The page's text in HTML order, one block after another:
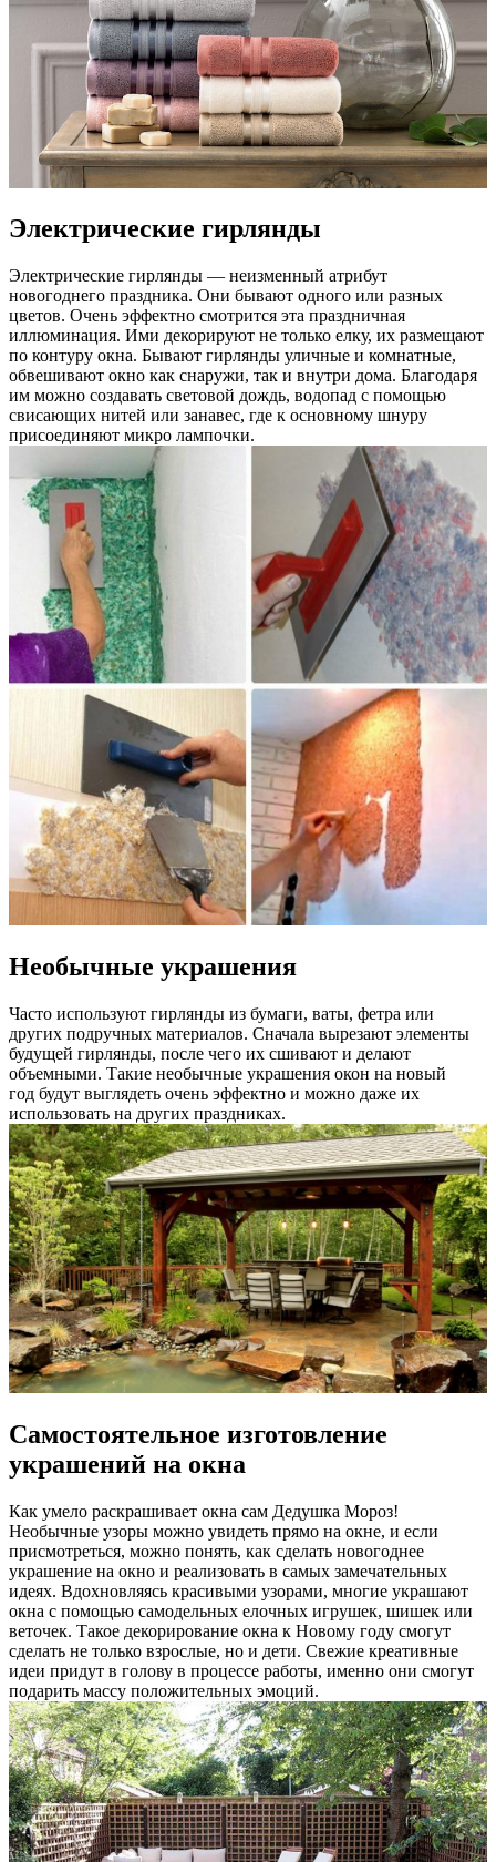
Электрические гирлянды
Электрические гирлянды — неизменный атрибут
новогоднего праздника. Они бывают одного или разных
цветов. Очень эффектно смотрится эта праздничная
иллюминация. Ими декорируют не только елку, их размещают
по контуру окна. Бывают гирлянды уличные и комнатные,
обвешивают окно как снаружи, так и внутри дома. Благодаря
им можно создавать световой дождь, водопад с помощью
свисающих нитей или занавес, где к основному шнуру
присоединяют микро лампочки.
Необычные украшения
Часто используют гирлянды из бумаги, ваты, фетра или
других подручных материалов. Сначала вырезают элементы
будущей гирлянды, после чего их сшивают и делают
объемными. Такие необычные украшения окон на новый
год будут выглядеть очень эффектно и можно даже их
использовать на других праздниках.
Самостоятельное изготовление
украшений на окна
Как умело раскрашивает окна сам Дедушка Мороз!
Необычные узоры можно увидеть прямо на окне, и если
присмотреться, можно понять, как сделать новогоднее
украшение на окно и реализовать в самых замечательных
идеях. Вдохновляясь красивыми узорами, многие украшают
окна с помощью самодельных елочных игрушек, шишек или
веточек. Такое декорирование окна к Новому году смогут
сделать не только взрослые, но и дети. Свежие креативные
идеи придут в голову в процессе работы, именно они смогут
подарить массу положительных эмоций.